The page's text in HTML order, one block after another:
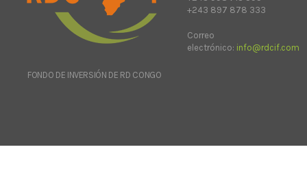
FONDO DE INVERSIÓN DE RD CONGO
+243 897 878 333
Correo
electrónico: info@rdcif.com